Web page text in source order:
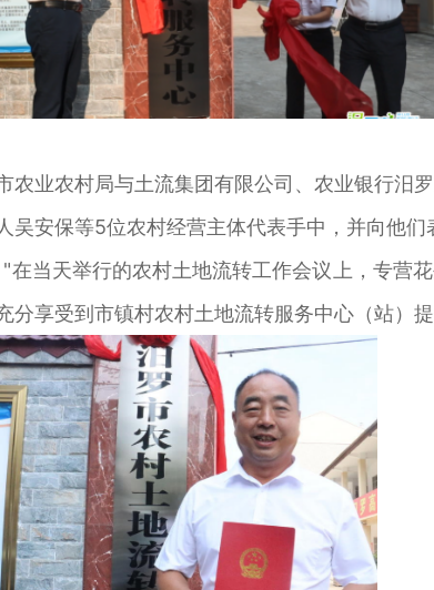
业农村局与土流集团有限公司、农业银行汨
安保等5位农村经营主体代表手中，并向他们
当天举行的农村土地流转工作会议上，专营
享受到市镇村农村土地流转服务中心（站）提